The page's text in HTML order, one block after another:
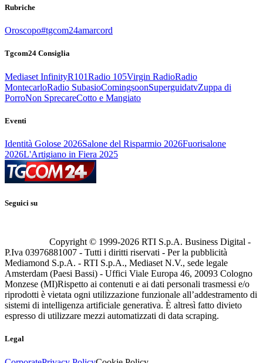
Rubriche
Oroscopo#tgcom24amarcord
Tgcom24 Consiglia
Mediaset InfinityR101Radio 105Virgin RadioRadio
MontecarloRadio SubasioComingsoonSuperguidatvZuppa di
PorroNon SprecareCotto e Mangiato
Eventi
Identità Golose 2026Salone del Risparmio 2026Fuorisalone
2026L'Artigiano in Fiera 2025
Seguici su
Copyright © 1999-2026 RTI S.p.A. Business Digital -
P.Iva 03976881007 - Tutti i diritti riservati - Per la pubblicità
Mediamond S.p.A. - RTI S.p.A., Mediaset N.V., sede legale
Amsterdam (Paesi Bassi) - Uffici Viale Europa 46, 20093 Cologno
Monzese (MI)Rispetto ai contenuti e ai dati personali trasmessi e/o
riprodotti è vietata ogni utilizzazione funzionale all’addestramento di
sistemi di intelligenza artificiale generativa. È altresì fatto divieto
espresso di utilizzare mezzi automatizzati di data scraping.
Legal